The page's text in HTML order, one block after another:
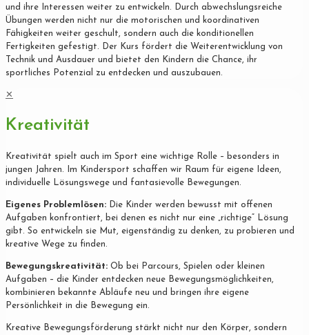
und ihre Interessen weiter zu entwickeln. Durch abwechslungsreiche
Übungen werden nicht nur die motorischen und koordinativen
Fähigkeiten weiter geschult, sondern auch die konditionellen
Fertigkeiten gefestigt. Der Kurs fördert die Weiterentwicklung von
Technik und Ausdauer und bietet den Kindern die Chance, ihr
sportliches Potenzial zu entdecken und auszubauen.
✕
Kreativität
Kreativität spielt auch im Sport eine wichtige Rolle – besonders in
jungen Jahren. Im Kindersport schaffen wir Raum für eigene Ideen,
individuelle Lösungswege und fantasievolle Bewegungen.
Eigenes Problemlösen: Die Kinder werden bewusst mit offenen
Aufgaben konfrontiert, bei denen es nicht nur eine „richtige“ Lösung
gibt. So entwickeln sie Mut, eigenständig zu denken, zu probieren und
kreative Wege zu finden.
Bewegungskreativität: Ob bei Parcours, Spielen oder kleinen
Aufgaben – die Kinder entdecken neue Bewegungsmöglichkeiten,
kombinieren bekannte Abläufe neu und bringen ihre eigene
Persönlichkeit in die Bewegung ein.
Kreative Bewegungsförderung stärkt nicht nur den Körper, sondern